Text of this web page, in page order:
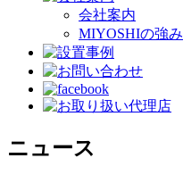
会社案内
MIYOSHIの強み
ニュース